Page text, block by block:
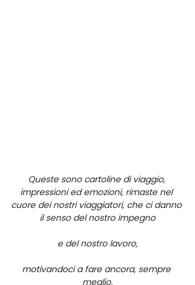
Queste sono cartoline di viaggio,
impressioni ed emozioni, rimaste nel
cuore dei nostri viaggiatori, che ci danno
il senso del nostro impegno
e del nostro lavoro,
motivandoci a fare ancora, sempre
meglio.